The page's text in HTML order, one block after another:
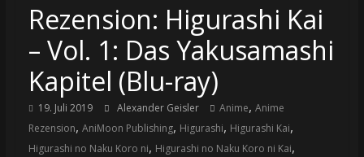
Rezension: Higurashi Kai
– Vol. 1: Das Yakusamashi
Kapitel (Blu-ray)
19. Juli 2019 Alexander Geisler Anime, Anime
Rezension, AniMoon Publishing, Higurashi, Higurashi Kai,
Higurashi no Naku Koro ni, Higurashi no Naku Koro ni Kai,